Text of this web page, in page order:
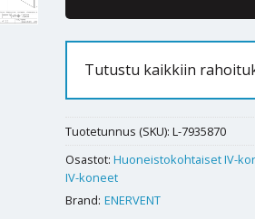
Tutustu kaikkiin
Tuotetunnus (SKU): L-7935870
Osastot: Huoneistokohtaiset IV-
IV-koneet
Brand: ENERVENT